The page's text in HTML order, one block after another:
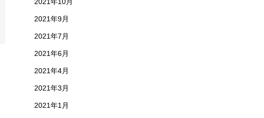
2021年9月
2021年7月
2021年6月
2021年4月
2021年3月
2021年1月